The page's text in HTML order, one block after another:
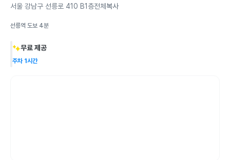
서울 강남구 선릉로 410 B1층전체 복사
선릉역 도보 4분
무료 제공
주차 1시간